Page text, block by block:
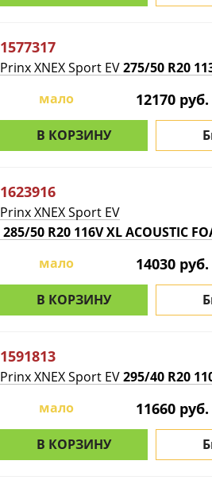
1577317
Prinx XNEX Sport EV275/50 R20
мало
12170 руб.
В КОРЗИНУ
1623916
Prinx XNEX Sport EV
285/50 R20 116V XL ACOUSTIC
мало
14030 руб.
В КОРЗИНУ
1591813
Prinx XNEX Sport EV295/40 R20
мало
11660 руб.
В КОРЗИНУ